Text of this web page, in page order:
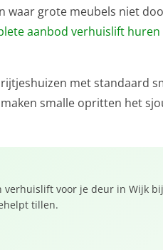
waar grote meubels niet
aanbod verhuislift huren
met standaard
smalle opritten het
verhuislift voor je deur in Wijk bij
tillen.